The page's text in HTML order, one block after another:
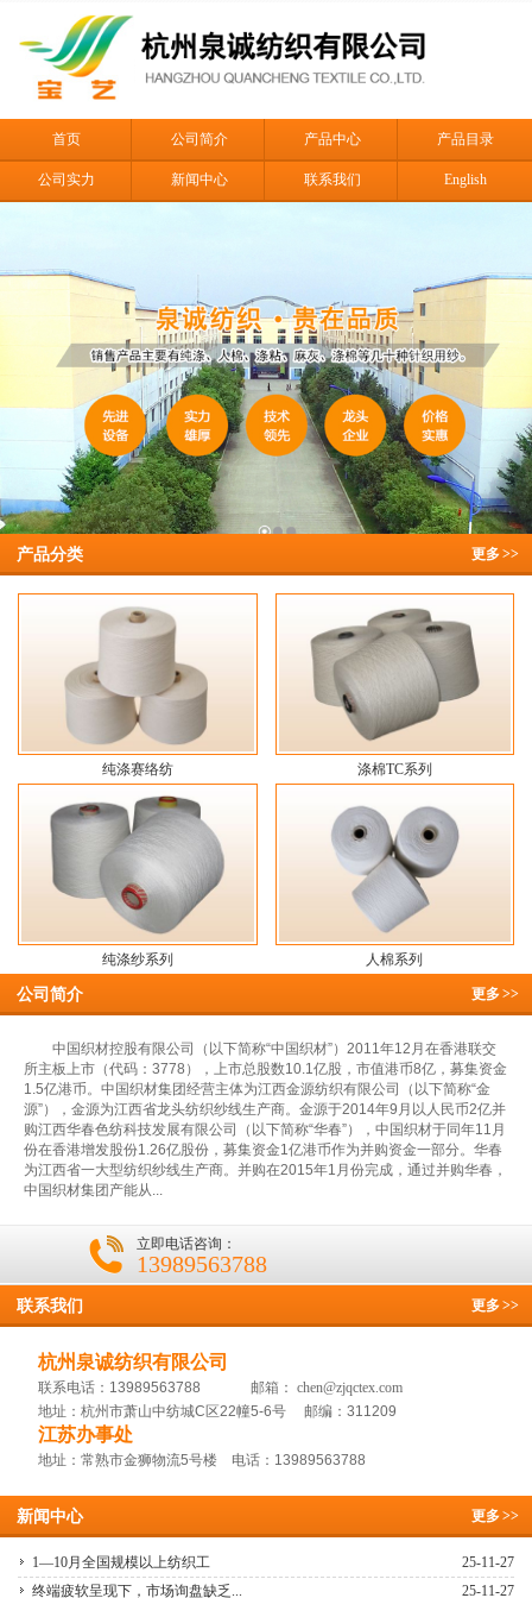
首页 公司简介 产品中心 产品目录
公司实力 新闻中心 联系我们 English
更多>>
产品分类
纯涤赛络纺 涤棉TC系列
纯涤纱系列 人棉系列
更多>>
公司简介
中国织材控股有限公司（以下简称“中国织材”）2011年12月在香港联交
所主板上市（代码：3778），上市总股数10.1亿股，市值港币8亿，募集资金
1.5亿港币。中国织材集团经营主体为江西金源纺织有限公司（以下简称“金
源”），金源为江西省龙头纺织纱线生产商。金源于2014年9月以人民币2亿并
购江西华春色纺科技发展有限公司（以下简称“华春”），中国织材于同年11月
份在香港增发股份1.26亿股份，募集资金1亿港币作为并购资金一部分。华春
为江西省一大型纺织纱线生产商。并购在2015年1月份完成，通过并购华春，
中国织材集团产能从...
立即电话咨询：
13989563788
更多>>
联系我们
杭州泉诚纺织有限公司
联系电话：13989563788 邮箱： chen@zjqctex.com
地址：杭州市萧山中纺城C区22幢5-6号 邮编：311209
江苏办事处
地址：常熟市金狮物流5号楼 电话：13989563788
更多>>
新闻中心
25-11-27
1—10月全国规模以上纺织工
25-11-27
终端疲软呈现下，市场询盘缺乏...